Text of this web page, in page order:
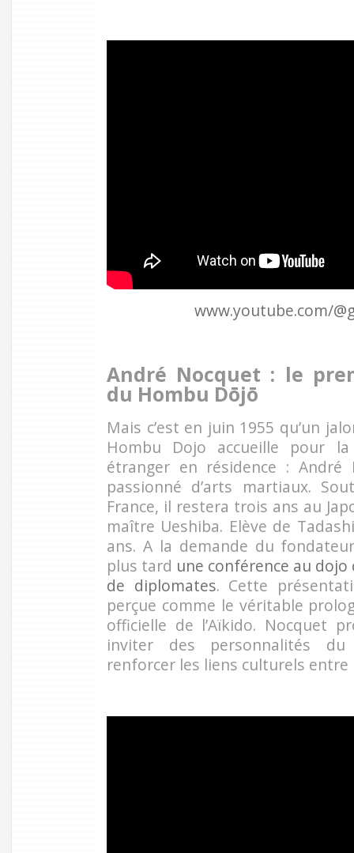
www.youtube.com/
André Nocquet : le
du Hombu Dōjō
Mais c’est en juin 1955 qu’un
Hombu Dojo accueille pour
étranger en résidence : André
passionné d’arts martiaux.
France, il restera trois ans au
maître Ueshiba. Elève de
ans. A la demande du
plus tard une conférence au
de diplomates. Cette
perçue comme le véritable
officielle de l’Aïkido. Nocquet
inviter des personnalités
renforcer les liens culturels entre